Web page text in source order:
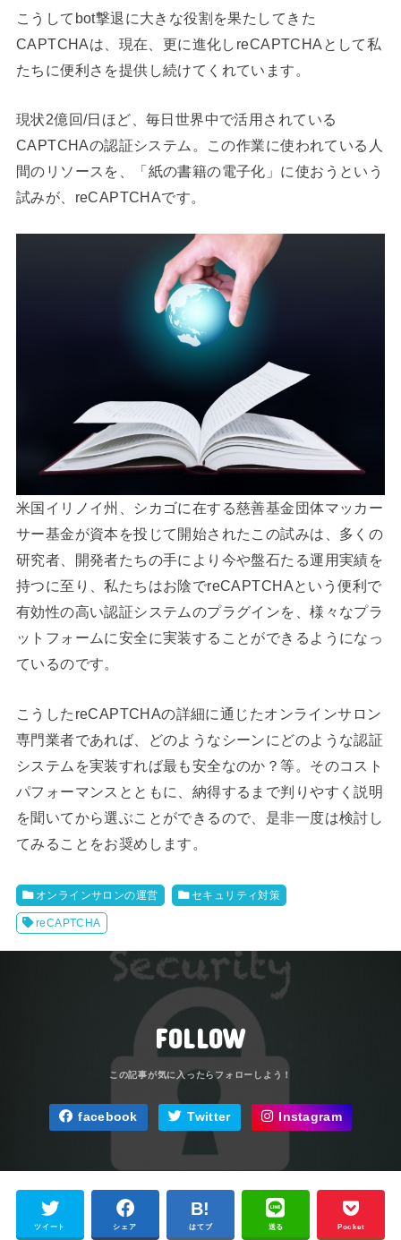
こうしてbot撃退に大きな役割を果たしてきた
CAPTCHAは、現在、更に進化しreCAPTCHAとして私
たちに便利さを提供し続けてくれています。
現状2億回/日ほど、毎日世界中で活用されている
CAPTCHAの認証システム。この作業に使われている人
間のリソースを、「紙の書籍の電子化」に使おうという
試みが、reCAPTCHAです。
米国イリノイ州、シカゴに在する慈善基金団体マッカー
サー基金が資本を投じて開始されたこの試みは、多くの
研究者、開発者たちの手により今や盤石たる運用実績を
持つに至り、私たちはお陰でreCAPTCHAという便利で
有効性の高い認証システムのプラグインを、様々なプラ
ットフォームに安全に実装することができるようになっ
ているのです。
こうしたreCAPTCHAの詳細に通じたオンラインサロン
専門業者であれば、どのようなシーンにどのような認証
システムを実装すれば最も安全なのか？等。そのコスト
パフォーマンスとともに、納得するまで判りやすく説明
を聞いてから選ぶことができるので、是非一度は検討し
てみることをお奨めします。
オンラインサロンの運営 セキュリティ対策
reCAPTCHA
FOLLOW
facebook Twitter Instagram
ツイート シェア はてブ 送る Pocket